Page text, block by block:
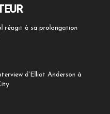
réagit à sa prolongation
d’Elliot Anderson à